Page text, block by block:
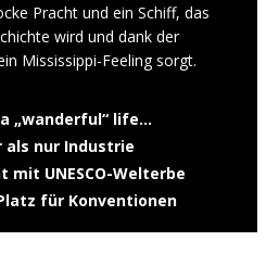
Pracht und ein Schiff, das
wird und dank der
Mississippi-Feeling sorgt.
„wanderful“ life…
als nur Industrie
mit UNESCO-Welterbe
für Konventionen